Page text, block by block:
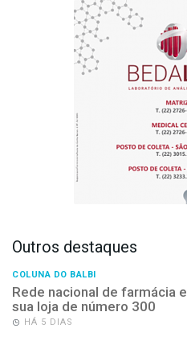
Outros destaques
COLUNA DO BALBI
Rede nacional de farmácia
sua loja de número 300
HÁ 5 DIAS